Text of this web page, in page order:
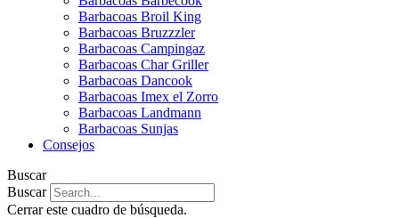
Barbacoas Broil King
Barbacoas Bruzzzler
Barbacoas Campingaz
Barbacoas Char Griller
Barbacoas Dancook
Barbacoas Imex el Zorro
Barbacoas Landmann
Barbacoas Sunjas
Consejos
Buscar
Buscar
Cerrar este cuadro de búsqueda.